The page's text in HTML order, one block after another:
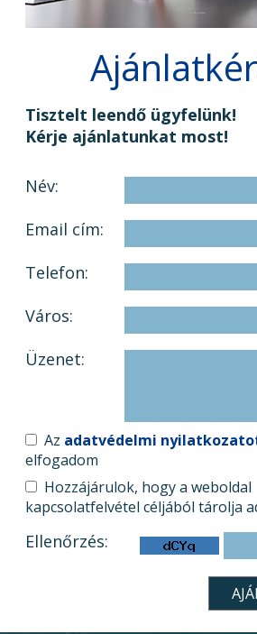
Tisztelt leendő ügyfelünk!
Kérje ajánlatunkat most!
Név:
Email cím:
Telefon:
Város:
Üzenet:
Az adatvédelmi
elfogadom
Hozzájárulok, hogy a weboldal
kapcsolatfelvétel céljából tárolja
Ellenőrzés: